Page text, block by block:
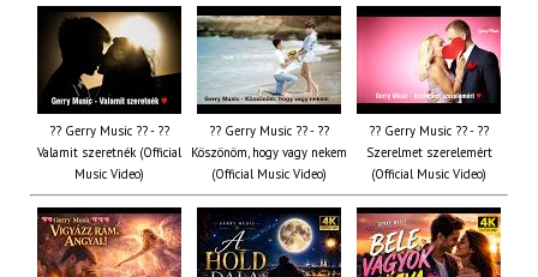
?? Gerry Music ?? - ??
Valamit szeretnék (Official
Music Video)
?? Gerry Music ?? - ??
Köszönöm, hogy vagy nekem
(Official Music Video)
?? Gerry Music ?? - ??
Szerelmet szerelemért
(Official Music Video)